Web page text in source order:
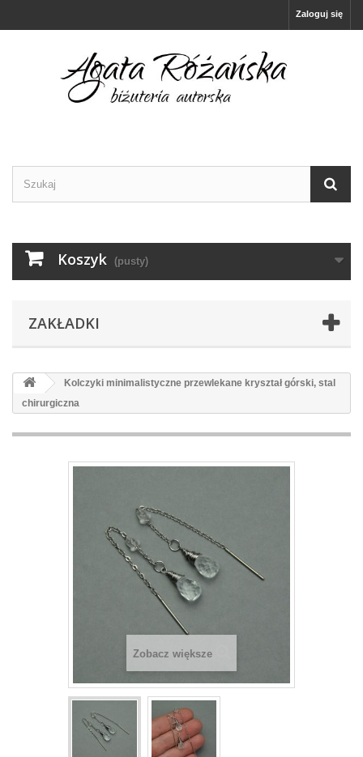
Zaloguj się
Koszyk (pusty)
ZAKŁADKI
Kolczyki minimalistyczne przewlekane kryształ górski, stal
chirurgiczna
Zobacz większe